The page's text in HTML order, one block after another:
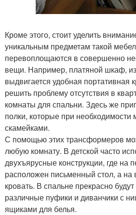
Кроме этого, стоит уделить
уникальным предметам такой
перевоплощаются в совершенно
вещи. Например, платяной шкаф, из
выдвигается удобная портативная
решить проблему отсутствия в
комнаты для спальни. Здесь же
полки, которые при необходимости
скамейками.
С помощью этих трансформеров
любую комнату. В детской часто
двухъярусные конструкции, где на
расположен письменный стол, а на
кровать. В спальне прекрасно
различные пуфики и диванчики с
ящиками для белья.